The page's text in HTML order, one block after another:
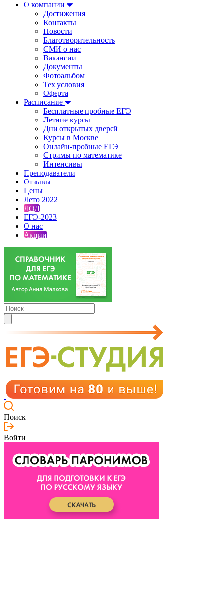
О компании
Достижения
Контакты
Новости
Благотворительность
СМИ о нас
Вакансии
Документы
Фотоальбом
Тех условия
Оферта
Расписание
Бесплатные пробные ЕГЭ
Летние курсы
Дни открытых дверей
Курсы в Москве
Онлайн-пробные ЕГЭ
Стримы по математике
Интенсивы
Преподаватели
Отзывы
Цены
Лето 2022
ДОД
ЕГЭ-2023
О нас
Акции
Поиск
Войти